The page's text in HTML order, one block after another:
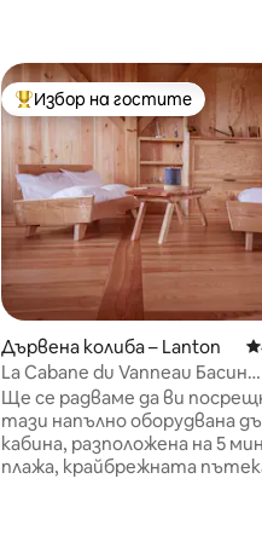
Най-популярен избор на
Избор на гостите
Дървена колиба – Lanton
La Cabane du Vanneau Басин
д'Аркашон
Ще се радваме да ви
тази напълно оборудвана
кабина, разположена на 5
плажа, крайбрежната